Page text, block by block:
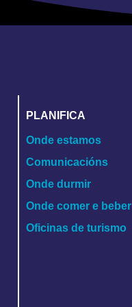
PLANIFICA
Onde estamos
Comunicacións
Onde durmir
Onde comer e beber
Oficinas de turismo